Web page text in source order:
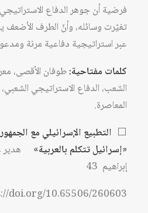
فرضية أن جوهر الدفاع
تغيّرت وسائله، وأنّ الطرف الأضعف
عبر استراتيجية دفاعية مرنة
كلمات مفتاحية:طوفان الأقصى،
الشعب، الدفاع الاستراتيجي
المعاصرة.
⬜ التطبيع الإسرائيلي مع
«إسرائيل تتكلم بالعربية» هدير
إبراهيم 43
doi.org/10.65506/260603